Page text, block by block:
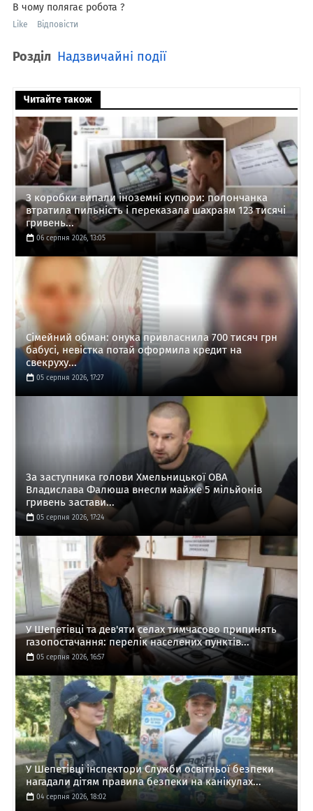
В чому полягає робота ?
Like Відповісти
Розділ Надзвичайні події
Читайте також
З коробки випали іноземні купюри: полончанка
втратила пильність і переказала шахраям 123 тисячі
гривень...
06 серпня 2026, 13:05
Сімейний обман: онука привласнила 700 тисяч грн
бабусі, невістка потай оформила кредит на
свекруху...
05 серпня 2026, 17:27
За заступника голови Хмельницької ОВА
Владислава Фалюша внесли майже 5 мільйонів
гривень застави...
05 серпня 2026, 17:24
У Шепетівці та дев'яти селах тимчасово припинять
газопостачання: перелік населених пунктів...
05 серпня 2026, 16:57
У Шепетівці інспектори Служби освітньої безпеки
нагадали дітям правила безпеки на канікулах...
04 серпня 2026, 18:02